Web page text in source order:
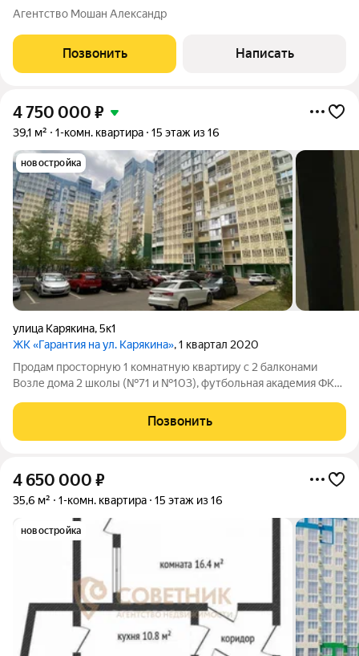
ремонтом. Расположена на 13 этаже - ВИДОВАЯ! Студия 34
кв.м. , дает возможность перепланировки. Чистый, ухоженный
подъезд, два грузовых
Агентство Мошан Александр
Позвонить Написать
4 750 000 ₽
39,1 м² 1-комн. квартира 15 этаж из 16
новостройка
улица Карякина,5к1
ЖК «Гарантия на ул. Карякина», 1 квартал 2020
Продам просторную 1 комнатную квартиру с 2 балконами
Возле дома 2 школы (№71 и №103), футбольная академия ФК
ходьбы. Рядом магазины: торгово-развлекательный центр
«Московский», супермаркеты
Позвонить
4 650 000 ₽
35,6 м² 1-комн. квартира 15 этаж из 16
новостройка